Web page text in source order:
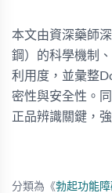
本文由資深藥師
鋼）的科學機制
利用度，並彙整
密性與安全性。
正品辨識關鍵，
分類為《勃起功能